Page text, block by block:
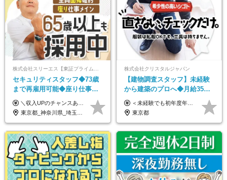
株式会社スリーエス【東証プライム上場グループ】
セキュリティスタッフ◆73歳
まで再雇用可能◆座り仕事中
心◆東証プライム上場G◆応
募者全員面接◆賞与年2回
＼収入UPのチャンスあり◎昇給も可能です！／ ◆正社員 月給(地域による）＋グレード手当、深夜手当、残業代（全額支給）等の各種手当＋賞与年2回 ＜東京都／神奈川県（横浜市）＞ 月給21万4000円～27万円 ＜埼玉県／千葉県＞ 月給19万90000円～25万1000円 ＜栃木県／茨城県／山梨県＞ 月給18万4000円～23万6000円 【試用期間】 正社員：3ヵ月 アルバイト：なし ※試用期間と本採用後の給与・待遇に差異はありません ※グレード手当、深夜手当の詳細額は面接にてご案内させていただきます ※正社員は60歳定年のため、60代の方は嘱託社員での採用です。給与条件は嘱託給与となり、退職金と賞与がありません ＼正社員は「グレード認定制」という評価あり！制度勤続年数等に応じて入社時から手当を支給／ ◆グレードI：＋2000円（入社時～） ◆グレードII：＋5000円（在籍1年以上＆当社基準に当てはまる方） ◆グレードIII：＋1万円（社内試験の合格者） ◆アルバイト・パート 東京都:時給1226円 神奈川県:時給1225円 千葉県：時給1140円 埼玉県:時給1141円 栃木県:1068円 茨城県:1074円 山梨県:1052円
東京都_神奈川県_埼玉県_千葉県_茨城県_栃木県_山梨県
株式会社クリスタルジャパン
【建物調査スタッフ】未経験
から建築のプロへ◆月給35万
円～＋賞与年2回◆官公庁・
UR直取引◆残業月10h
＜未経験でも初年度年収490万円～＞ ◆月給35万円～65万円＋賞与年2回（7月・12月） 【なぜ未経験に35万円を払えるのか】 UR都市機構様・日本郵政様・官公庁との直取引で中間マージンがなく、修繕・緊急対応だけで年4,000～5,000件。仕事が途切れない基盤があるため、調査を担う人材に相応の給与を支払えます。 【昇給について】 年齢や社歴ではなく、成長と貢献に応じて昇給する仕組みです。1回の昇給で年収100万円UPした社員もいます。 ※経験・スキルに応じて加給・優遇いたします ※試用期間3ヶ月（その間の給与・待遇に差異はありません） ※上記月給には、固定残業代（月45時間分／8.8万円～16.5万円）を含みます。超過分は別途全額支給します ※実際の残業は月平均10時間程度です。固定残業代は残業の有無にかかわらず全額支給します 【固定残業代について】 固定残業45時間分（88,000円～165,000円）を含む ※超過分は別途全額支給
東京都